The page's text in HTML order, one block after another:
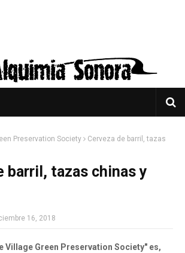
Preservation Society
Cerveza de barril, tazas
barril, tazas chinas y
16, 2018
Village Green Preservation Society" es,